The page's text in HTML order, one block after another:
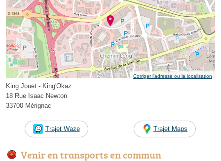
Corriger l’adresse ou la localisation
King Jouet - King'Okaz
18 Rue Isaac Newton
33700 Mérignac
Trajet Waze Trajet Maps
Venir en transports en commun